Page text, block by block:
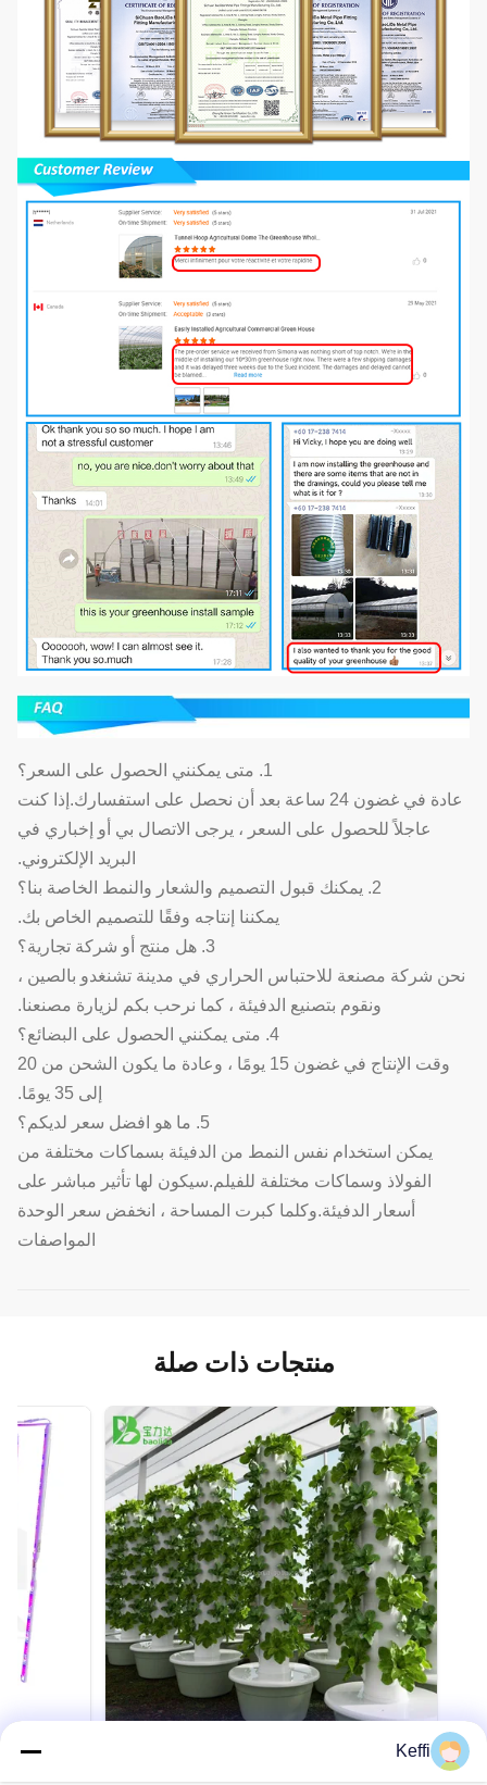
1. متى يمكنني الحصول على السعر؟
عادة في غضون 24 ساعة بعد أن نحصل على استفسارك.إذا كنت
عاجلاً للحصول على السعر ، يرجى الاتصال بي أو إخباري في
البريد الإلكتروني.
2. يمكنك قبول التصميم والشعار والنمط الخاصة بنا؟
يمكننا إنتاجه وفقًا للتصميم الخاص بك.
3. هل منتج أو شركة تجارية؟
نحن شركة مصنعة للاحتباس الحراري في مدينة تشنغدو بالصين ،
ونقوم بتصنيع الدفيئة ، كما نرحب بكم لزيارة مصنعنا.
4. متى يمكنني الحصول على البضائع؟
وقت الإنتاج في غضون 15 يومًا ، وعادة ما يكون الشحن من 20
إلى 35 يومًا.
5. ما هو افضل سعر لديكم؟
يمكن استخدام نفس النمط من الدفيئة بسماكات مختلفة من
الفولاذ وسماكات مختلفة للفيلم.سيكون لها تأثير مباشر على
أسعار الدفيئة.وكلما كبرت المساحة ، انخفض سعر الوحدة
المواصفات
منتجات ذات صلة
Keffi